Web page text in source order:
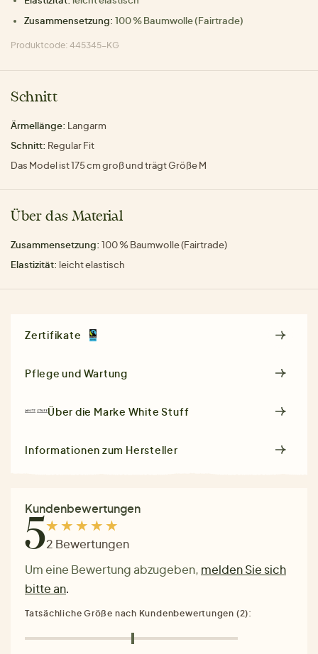
Zusammensetzung: 100 % Baumwolle (Fairtrade)
Produktcode: 445345-KG
Schnitt
Ärmellänge: Langarm
Schnitt: Regular Fit
Das Model ist 175 cm groß und trägt Größe M
Über das Material
Zusammensetzung: 100 % Baumwolle (Fairtrade)
Elastizität: leicht elastisch
Zertifikate
Pflege und Wartung
Über die Marke White Stuff
Informationen zum Hersteller
Kundenbewertungen
52 Bewertungen
Um eine Bewertung abzugeben, melden Sie sich
bitte an.
Tatsächliche Größe nach Kundenbewertungen (2):